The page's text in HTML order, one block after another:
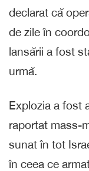
declarat că
de zile în
lansării a fost
urmă.
Explozia a fost
raportat mass-
sunat în tot
în ceea ce